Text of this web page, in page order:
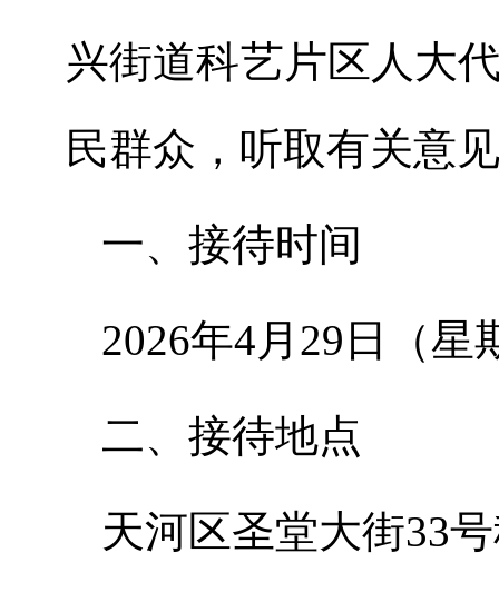
兴街道科艺片区 人大
民群众， 听取有关意见
一、接待时间
2026年4月 29 日
（星
二、接待地点
天河区圣堂大街33